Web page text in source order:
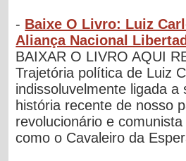
- Baixe O Livro: Luiz
Aliança Nacional
BAIXAR O LIVRO AQUI
Trajetória política de Luiz
indissoluvelmente ligada a
história recente de nosso
revolucionário e
como o Cavaleiro da